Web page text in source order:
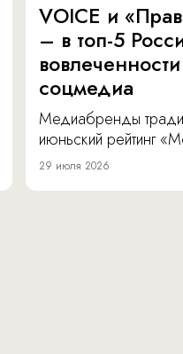
VOICE и
– в топ-5
соцмедиа
Медиабренды
июньский рейтинг
29 июля 2026